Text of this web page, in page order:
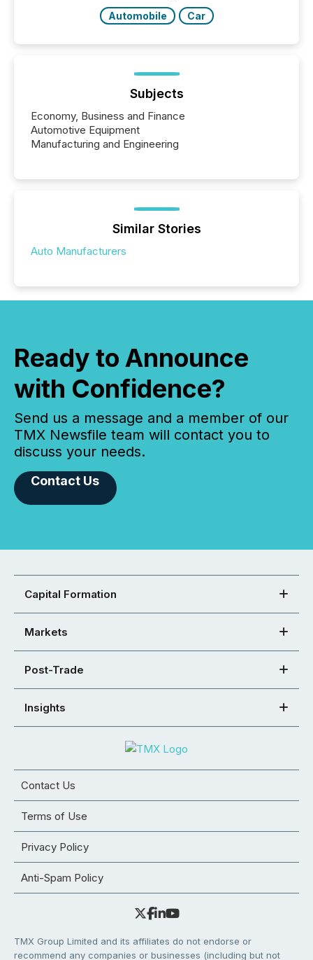
Automobile Car
Subjects
Economy, Business and Finance
Automotive Equipment
Manufacturing and Engineering
Similar Stories
Auto Manufacturers
Ready to Announce
with Confidence?
Send us a message and a member of our
TMX Newsfile team will contact you to
discuss your needs.
Contact Us
Capital Formation
Markets
Post-Trade
Insights
Contact Us
Terms of Use
Privacy Policy
Anti-Spam Policy
TMX Group Limited and its affiliates do not endorse or
recommend any companies or businesses (including but not